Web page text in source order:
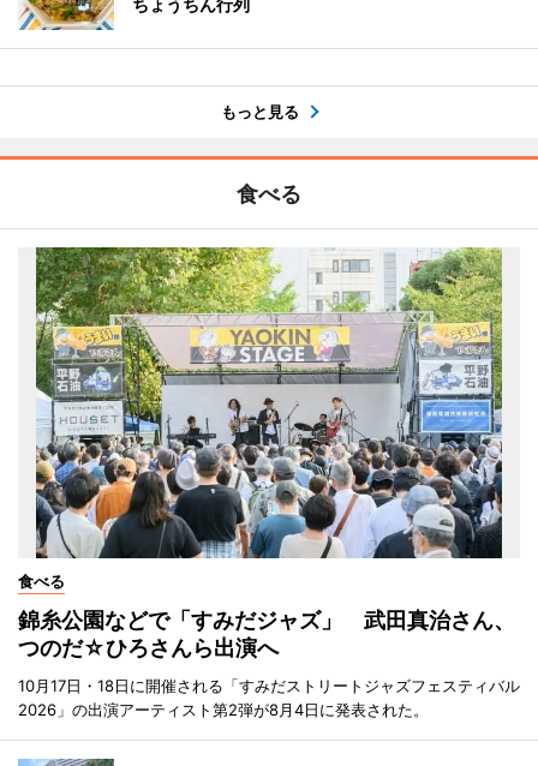
もっと見る
食べる
食べる
錦糸公園などで「すみだジャズ」 武田真治さん、
つのだ☆ひろさんら出演へ
10月17日・18日に開催される「すみだストリートジャズフェスティバル
2026」の出演アーティスト第2弾が8月4日に発表された。